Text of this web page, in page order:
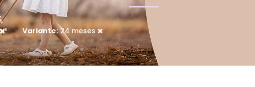
Variante:24 meses